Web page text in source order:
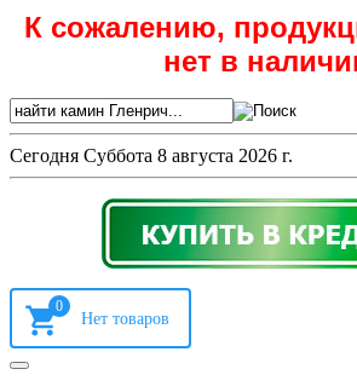
К сожалению,
нет в
Сегодня Суббота 8 августа 2026 г.
0